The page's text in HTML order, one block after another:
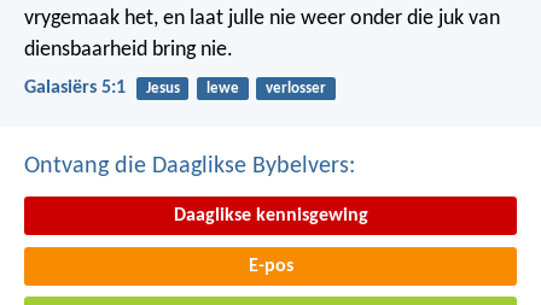
vrygemaak het, en laat julle nie weer onder die juk van
diensbaarheid bring nie.
Galasiërs 5:1 Jesus lewe verlosser
Ontvang die Daaglikse Bybelvers:
Daaglikse kennisgewing
E-pos